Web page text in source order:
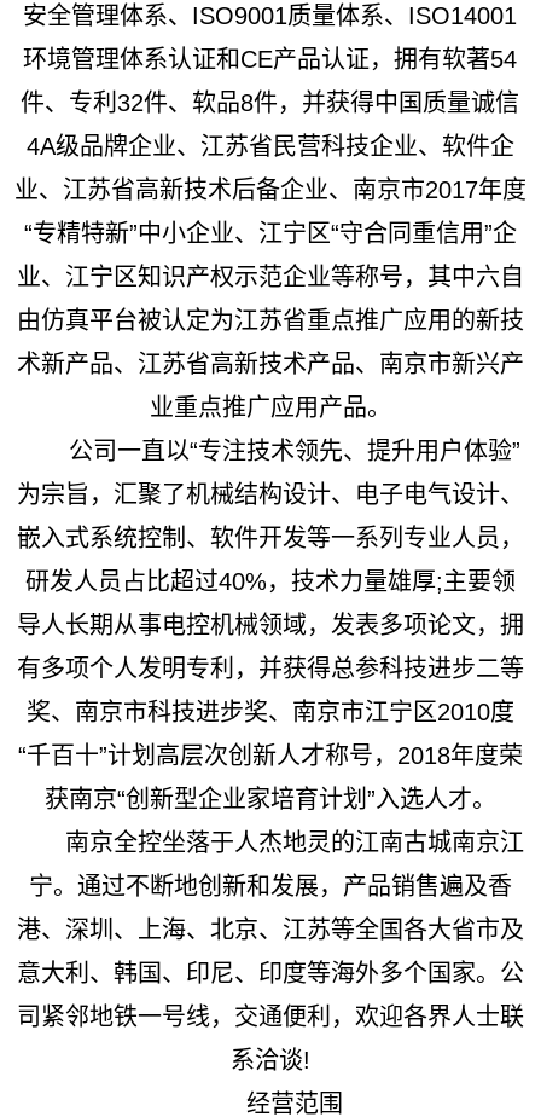
安全管理体系、ISO9001质量体系、ISO14001
环境管理体系认证和CE产品认证，拥有软著54
件、专利32件、软品8件，并获得中国质量诚信
4A级品牌企业、江苏省民营科技企业、软件企
业、江苏省高新技术后备企业、南京市2017年度
“专精特新”中小企业、江宁区“守合同重信用”企
业、江宁区知识产权示范企业等称号，其中六自
由仿真平台被认定为江苏省重点推广应用的新技
术新产品、江苏省高新技术产品、南京市新兴产
业重点推广应用产品。
公司一直以“专注技术领先、提升用户体验”
为宗旨，汇聚了机械结构设计、电子电气设计、
嵌入式系统控制、软件开发等一系列专业人员，
研发人员占比超过40%，技术力量雄厚;主要领
导人长期从事电控机械领域，发表多项论文，拥
有多项个人发明专利，并获得总参科技进步二等
奖、南京市科技进步奖、南京市江宁区2010度
“千百十”计划高层次创新人才称号，2018年度荣
获南京“创新型企业家培育计划”入选人才。
南京全控坐落于人杰地灵的江南古城南京江
宁。通过不断地创新和发展，产品销售遍及香
港、深圳、上海、北京、江苏等全国各大省市及
意大利、韩国、印尼、印度等海外多个国家。公
司紧邻地铁一号线，交通便利，欢迎各界人士联
系洽谈!
经营范围